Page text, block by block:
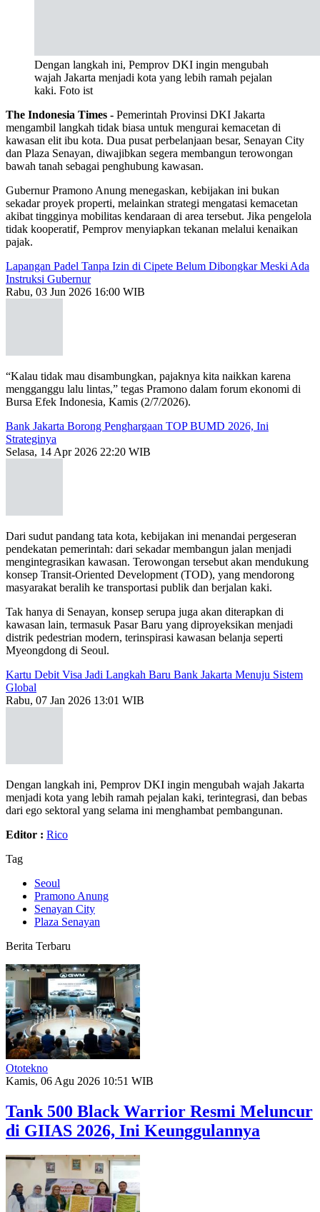
Dengan langkah ini, Pemprov DKI ingin mengubah
wajah Jakarta menjadi kota yang lebih ramah pejalan
kaki. Foto ist
The Indonesia Times - Pemerintah Provinsi DKI Jakarta
mengambil langkah tidak biasa untuk mengurai kemacetan di
kawasan elit ibu kota. Dua pusat perbelanjaan besar, Senayan City
dan Plaza Senayan, diwajibkan segera membangun terowongan
bawah tanah sebagai penghubung kawasan.
Gubernur Pramono Anung menegaskan, kebijakan ini bukan
sekadar proyek properti, melainkan strategi mengatasi kemacetan
akibat tingginya mobilitas kendaraan di area tersebut. Jika pengelola
tidak kooperatif, Pemprov menyiapkan tekanan melalui kenaikan
pajak.
Lapangan Padel Tanpa Izin di Cipete Belum Dibongkar Meski Ada
Instruksi Gubernur
Rabu, 03 Jun 2026 16:00 WIB
“Kalau tidak mau disambungkan, pajaknya kita naikkan karena
mengganggu lalu lintas,” tegas Pramono dalam forum ekonomi di
Bursa Efek Indonesia, Kamis (2/7/2026).
Bank Jakarta Borong Penghargaan TOP BUMD 2026, Ini
Strateginya
Selasa, 14 Apr 2026 22:20 WIB
Dari sudut pandang tata kota, kebijakan ini menandai pergeseran
pendekatan pemerintah: dari sekadar membangun jalan menjadi
mengintegrasikan kawasan. Terowongan tersebut akan mendukung
konsep Transit-Oriented Development (TOD), yang mendorong
masyarakat beralih ke transportasi publik dan berjalan kaki.
Tak hanya di Senayan, konsep serupa juga akan diterapkan di
kawasan lain, termasuk Pasar Baru yang diproyeksikan menjadi
distrik pedestrian modern, terinspirasi kawasan belanja seperti
Myeongdong di Seoul.
Kartu Debit Visa Jadi Langkah Baru Bank Jakarta Menuju Sistem
Global
Rabu, 07 Jan 2026 13:01 WIB
Dengan langkah ini, Pemprov DKI ingin mengubah wajah Jakarta
menjadi kota yang lebih ramah pejalan kaki, terintegrasi, dan bebas
dari ego sektoral yang selama ini menghambat pembangunan.
Editor : Rico
Tag
Seoul
Pramono Anung
Senayan City
Plaza Senayan
Berita Terbaru
Ototekno
Kamis, 06 Agu 2026 10:51 WIB
Tank 500 Black Warrior Resmi Meluncur
di GIIAS 2026, Ini Keunggulannya